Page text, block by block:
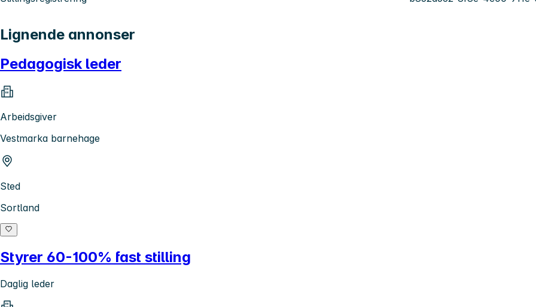
Lignende annonser
Pedagogisk leder
Arbeidsgiver
Vestmarka barnehage
Sted
Sortland
Styrer 60-100% fast stilling
Daglig leder